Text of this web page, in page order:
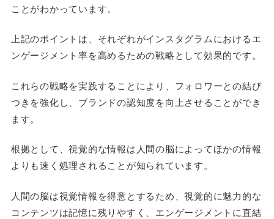
ことがわかっています。
上記のポイントは、それぞれがインスタグラムにおけるエ
ンゲージメント率を高めるための戦略として効果的です。
これらの戦略を実践することにより、フォロワーとの結び
つきを強化し、ブランドの認知度を向上させることができ
ます。
根拠として、視覚的な情報は人間の脳によってほかの情報
よりも速く処理されることが知られています。
人間の脳は視覚情報を得意とするため、視覚的に魅力的な
コンテンツは記憶に残りやすく、エンゲージメントに直結